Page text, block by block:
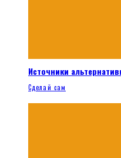
Источники
Сделай сам